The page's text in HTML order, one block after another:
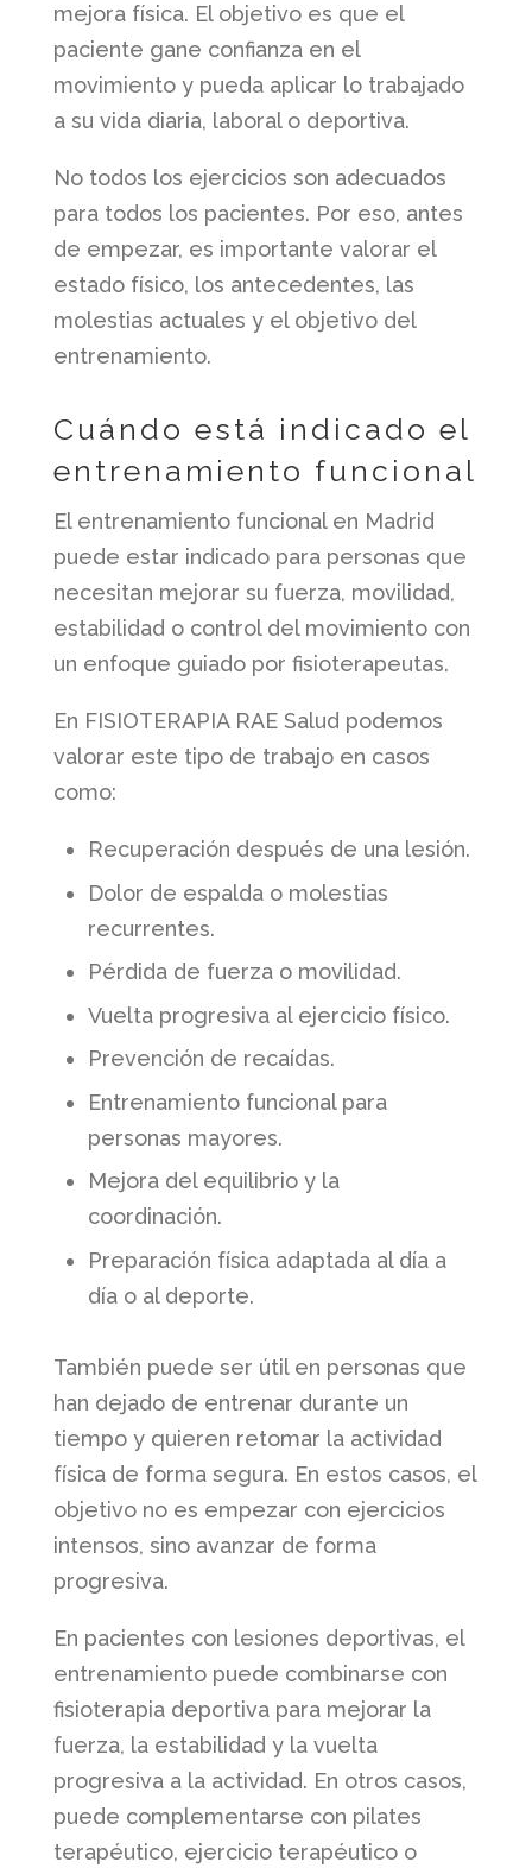
mejora física. El objetivo es que el
paciente gane confianza en el
movimiento y pueda aplicar lo trabajado
a su vida diaria, laboral o deportiva.
No todos los ejercicios son adecuados
para todos los pacientes. Por eso, antes
de empezar, es importante valorar el
estado físico, los antecedentes, las
molestias actuales y el objetivo del
entrenamiento.
Cuándo está indicado el
entrenamiento funcional
El entrenamiento funcional en Madrid
puede estar indicado para personas que
necesitan mejorar su fuerza, movilidad,
estabilidad o control del movimiento con
un enfoque guiado por fisioterapeutas.
En FISIOTERAPIA RAE Salud podemos
valorar este tipo de trabajo en casos
como:
Recuperación después de una lesión.
Dolor de espalda o molestias
recurrentes.
Pérdida de fuerza o movilidad.
Vuelta progresiva al ejercicio físico.
Prevención de recaídas.
Entrenamiento funcional para
personas mayores.
Mejora del equilibrio y la
coordinación.
Preparación física adaptada al día a
día o al deporte.
También puede ser útil en personas que
han dejado de entrenar durante un
tiempo y quieren retomar la actividad
física de forma segura. En estos casos, el
objetivo no es empezar con ejercicios
intensos, sino avanzar de forma
progresiva.
En pacientes con lesiones deportivas, el
entrenamiento puede combinarse con
fisioterapia deportiva para mejorar la
fuerza, la estabilidad y la vuelta
progresiva a la actividad. En otros casos,
puede complementarse con pilates
terapéutico, ejercicio terapéutico o